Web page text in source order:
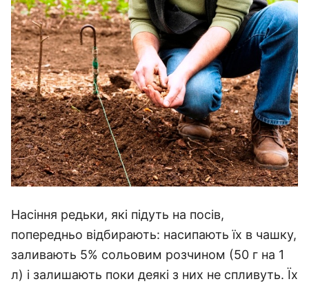
Насіння редьки, які підуть на посів,
попередньо відбирають: насипають їх в чашку,
заливають 5% сольовим розчином (50 г на 1
л) і залишають поки деякі з них не спливуть. Їх